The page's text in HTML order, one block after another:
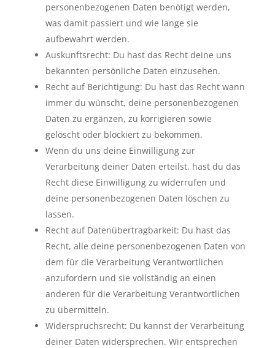
personenbezogenen Daten benötigt werden,
was damit passiert und wie lange sie
aufbewahrt werden.
Auskunftsrecht: Du hast das Recht deine uns
bekannten persönliche Daten einzusehen.
Recht auf Berichtigung: Du hast das Recht wann
immer du wünscht, deine personenbezogenen
Daten zu ergänzen, zu korrigieren sowie
gelöscht oder blockiert zu bekommen.
Wenn du uns deine Einwilligung zur
Verarbeitung deiner Daten erteilst, hast du das
Recht diese Einwilligung zu widerrufen und
deine personenbezogenen Daten löschen zu
lassen.
Recht auf Datenübertragbarkeit: Du hast das
Recht, alle deine personenbezogenen Daten von
dem für die Verarbeitung Verantwortlichen
anzufordern und sie vollständig an einen
anderen für die Verarbeitung Verantwortlichen
zu übermitteln.
Widerspruchsrecht: Du kannst der Verarbeitung
deiner Daten widersprechen. Wir entsprechen